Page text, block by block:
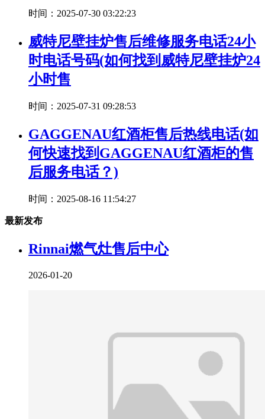
时间：2025-07-30 03:22:23
威特尼壁挂炉售后维修服务电话24小
时电话号码(如何找到威特尼壁挂炉24
小时售
时间：2025-07-31 09:28:53
GAGGENAU红酒柜售后热线电话(如
何快速找到GAGGENAU红酒柜的售
后服务电话？)
时间：2025-08-16 11:54:27
最新发布
Rinnai燃气灶售后中心
2026-01-20